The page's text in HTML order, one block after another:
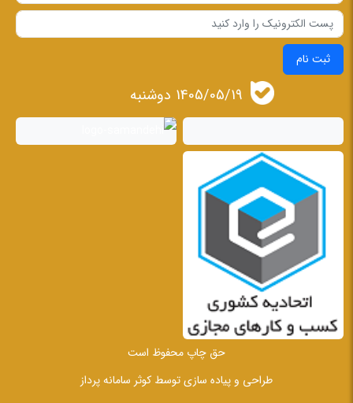
ثبت نام
1405/05/19 دوشنبه
حق چاپ محفوظ است
طراحی و پیاده سازی توسط کوثر سامانه پرداز